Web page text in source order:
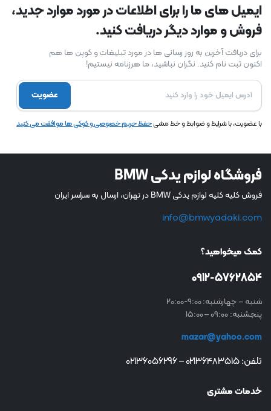
ایمیل های ما را برای اطلاعات در مورد موارد جدید،
فروش و موارد دیگر دریافت کنید.
برای دریافت آخرین به روز رسانی ها در مورد تبلیغات و کوپن ها هم
اکنون ثبت نام کنید. نگران نباشید، ما هرزنامه نیستیم!
عضویت
با عضویت، با شرایط و ضوابط و خط مشیحفظ حریم خصوصی و کوکی ها موافقت می کنید
فروشگاه لوازم یدکی BMW
فروش کلیه کلیه لوازم یدکی BMW در تهران، ارسال به سراسر ایران
info@bmwyadaki.com
کمک میخواهید؟
0912-5762854
شنبه – چهارشنبه: 9:00-20:00
پنجشنبه: 09:00 – 15:00
mazar@yahoo.com
تلفن: 02136483515 – 02136056296
خدمات مشتری